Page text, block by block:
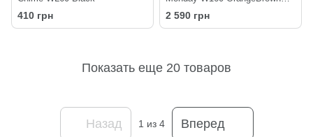
410 грн
8023
2 590 грн
Показать еще 20 товаров
Назад 1 из 4 Вперед